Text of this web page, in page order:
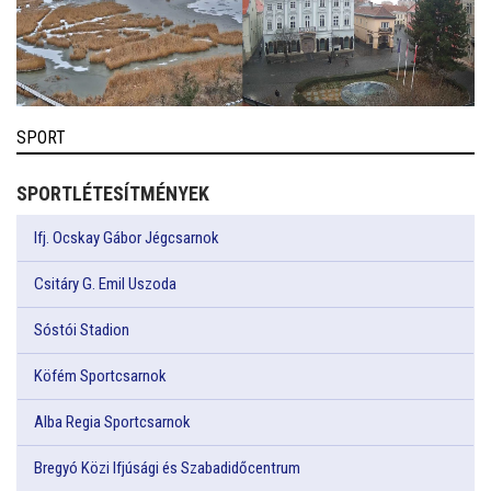
SPORT
SPORTLÉTESÍTMÉNYEK
Ifj. Ocskay Gábor Jégcsarnok
Csitáry G. Emil Uszoda
Sóstói Stadion
Köfém Sportcsarnok
Alba Regia Sportcsarnok
Bregyó Közi Ifjúsági és Szabadidőcentrum